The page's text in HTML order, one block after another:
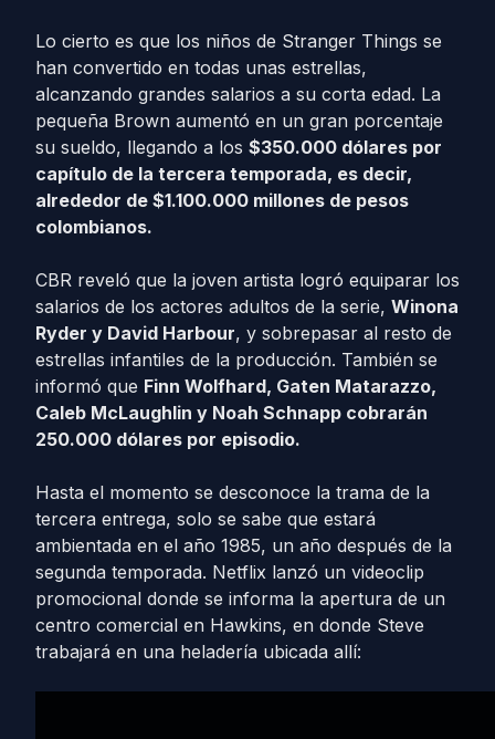
Lo cierto es que los niños de Stranger Things se
han convertido en todas unas estrellas,
alcanzando grandes salarios a su corta edad. La
pequeña Brown aumentó en un gran porcentaje
su sueldo, llegando a los $350.000 dólares por
capítulo de la tercera temporada, es decir,
alrededor de $1.100.000 millones de pesos
colombianos.
CBR reveló que la joven artista logró equiparar los
salarios de los actores adultos de la serie, Winona
Ryder y David Harbour, y sobrepasar al resto de
estrellas infantiles de la producción. También se
informó que Finn Wolfhard, Gaten Matarazzo,
Caleb McLaughlin y Noah Schnapp cobrarán
250.000 dólares por episodio.
Hasta el momento se desconoce la trama de la
tercera entrega, solo se sabe que estará
ambientada en el año 1985, un año después de la
segunda temporada. Netflix lanzó un videoclip
promocional donde se informa la apertura de un
centro comercial en Hawkins, en donde Steve
trabajará en una heladería ubicada allí: